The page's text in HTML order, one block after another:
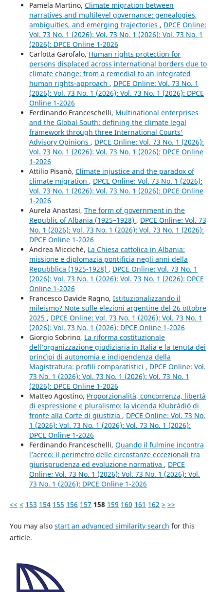
Pamela Martino, Climate migration between
narratives and multilevel governance: genealogies,
ambiguities, and emerging trajectories , DPCE Online:
Vol. 73 No. 1 (2026): Vol. 73 No. 1 (2026): Vol. 73 No. 1
(2026): DPCE Online 1-2026
Carlotta Garofalo, Human rights protection for
persons displaced across international borders due to
climate change: from a remedial to an integrated
human rights-approach , DPCE Online: Vol. 73 No. 1
(2026): Vol. 73 No. 1 (2026): Vol. 73 No. 1 (2026): DPCE
Online 1-2026
Ferdinando Franceschelli, Multinational enterprises
and the Global South: defining the climate legal
framework through three International Courts'
Advisory Opinions , DPCE Online: Vol. 73 No. 1 (2026):
Vol. 73 No. 1 (2026): Vol. 73 No. 1 (2026): DPCE Online
1-2026
Attilio Pisanò, Climate injustice and the paradox of
climate migration , DPCE Online: Vol. 73 No. 1 (2026):
Vol. 73 No. 1 (2026): Vol. 73 No. 1 (2026): DPCE Online
1-2026
Aurela Anastasi, The form of government in the
Republic of Albania (1925–1928) , DPCE Online: Vol. 73
No. 1 (2026): Vol. 73 No. 1 (2026): Vol. 73 No. 1 (2026):
DPCE Online 1-2026
Andrea Miccichè, La Chiesa cattolica in Albania:
missione e diplomazia pontificia negli anni della
Repubblica (1925-1928) , DPCE Online: Vol. 73 No. 1
(2026): Vol. 73 No. 1 (2026): Vol. 73 No. 1 (2026): DPCE
Online 1-2026
Francesco Davide Ragno, Istituzionalizzando il
mileismo? Note sulle elezioni argentine del 26 ottobre
2025 , DPCE Online: Vol. 73 No. 1 (2026): Vol. 73 No. 1
(2026): Vol. 73 No. 1 (2026): DPCE Online 1-2026
Giorgio Sobrino, La riforma costituzionale
dell’organizzazione giudiziaria in Italia e la tenuta dei
princìpi di autonomia e indipendenza della
Magistratura: profili comparatistici , DPCE Online: Vol.
73 No. 1 (2026): Vol. 73 No. 1 (2026): Vol. 73 No. 1
(2026): DPCE Online 1-2026
Matteo Agostino, Proporzionalità, concorrenza, libertà
di espressione e pluralismo: la vicenda Klubrádió di
fronte alla Corte di giustizia , DPCE Online: Vol. 73 No.
1 (2026): Vol. 73 No. 1 (2026): Vol. 73 No. 1 (2026):
DPCE Online 1-2026
Ferdinando Franceschelli, Quando il fulmine incontra
l’aereo: il perimetro delle circostanze eccezionali tra
giurisprudenza ed evoluzione normativa , DPCE
Online: Vol. 73 No. 1 (2026): Vol. 73 No. 1 (2026): Vol.
73 No. 1 (2026): DPCE Online 1-2026
<< < 153 154 155 156 157 158 159 160 161 162 > >>
You may also start an advanced similarity search for this
article.